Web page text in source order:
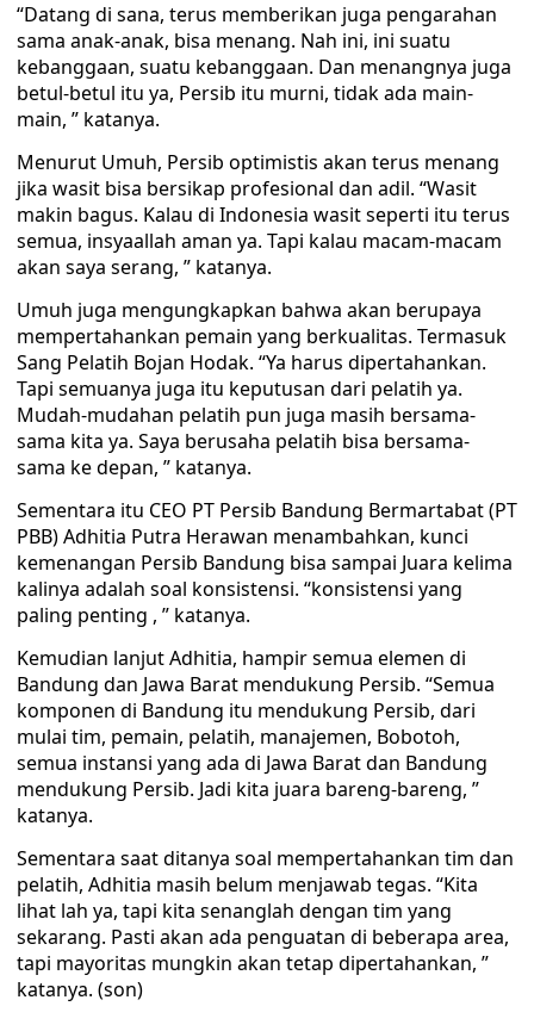
“Datang di sana, terus memberikan juga pengarahan
sama anak-anak, bisa menang. Nah ini, ini suatu
kebanggaan, suatu kebanggaan. Dan menangnya juga
betul-betul itu ya, Persib itu murni, tidak ada main-
main, ” katanya.
Menurut Umuh, Persib optimistis akan terus menang
jika wasit bisa bersikap profesional dan adil. “Wasit
makin bagus. Kalau di Indonesia wasit seperti itu terus
semua, insyaallah aman ya. Tapi kalau macam-macam
akan saya serang, ” katanya.
Umuh juga mengungkapkan bahwa akan berupaya
mempertahankan pemain yang berkualitas. Termasuk
Sang Pelatih Bojan Hodak. “Ya harus dipertahankan.
Tapi semuanya juga itu keputusan dari pelatih ya.
Mudah-mudahan pelatih pun juga masih bersama-
sama kita ya. Saya berusaha pelatih bisa bersama-
sama ke depan, ” katanya.
Sementara itu CEO PT Persib Bandung Bermartabat (PT
PBB) Adhitia Putra Herawan menambahkan, kunci
kemenangan Persib Bandung bisa sampai Juara kelima
kalinya adalah soal konsistensi. “konsistensi yang
paling penting , ” katanya.
Kemudian lanjut Adhitia, hampir semua elemen di
Bandung dan Jawa Barat mendukung Persib. “Semua
komponen di Bandung itu mendukung Persib, dari
mulai tim, pemain, pelatih, manajemen, Bobotoh,
semua instansi yang ada di Jawa Barat dan Bandung
mendukung Persib. Jadi kita juara bareng-bareng, ”
katanya.
Sementara saat ditanya soal mempertahankan tim dan
pelatih, Adhitia masih belum menjawab tegas. “Kita
lihat lah ya, tapi kita senanglah dengan tim yang
sekarang. Pasti akan ada penguatan di beberapa area,
tapi mayoritas mungkin akan tetap dipertahankan, ”
katanya. (son)